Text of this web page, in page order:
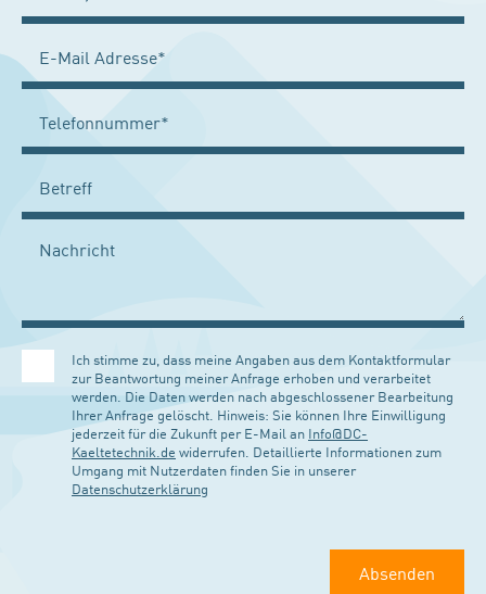
Ich stimme zu, dass meine Angaben aus dem Kontaktformular
zur Beantwortung meiner Anfrage erhoben und verarbeitet
werden. Die Daten werden nach abgeschlossener Bearbeitung
Ihrer Anfrage gelöscht. Hinweis: Sie können Ihre Einwilligung
jederzeit für die Zukunft per E-Mail an Info@DC-
Kaeltetechnik.de widerrufen. Detaillierte Informationen zum
Umgang mit Nutzerdaten finden Sie in unserer
Datenschutzerklärung
Absenden